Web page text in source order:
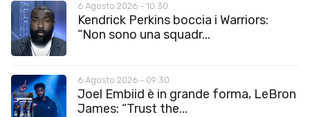
6 Agosto 2026 - 10:30
Kendrick Perkins boccia i Warriors:
“Non sono una squadr...
6 Agosto 2026 - 09:30
Joel Embiid è in grande forma, LeBron
James: “Trust the...